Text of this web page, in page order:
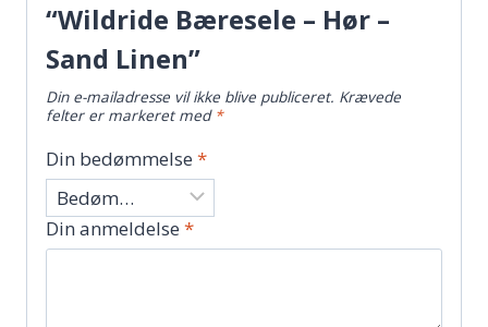
“Wildride Bæresele – Hør –
Sand Linen”
Din e-mailadresse vil ikke blive publiceret. Krævede
felter er markeret med *
Din bedømmelse *
Din anmeldelse *